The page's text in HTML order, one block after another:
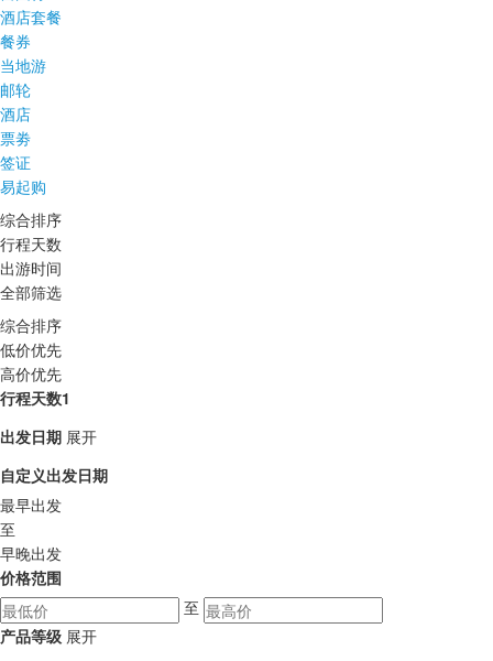
酒店套餐
餐券
当地游
邮轮
酒店
票劵
签证
易起购
综合排序
行程天数
出游时间
全部筛选
综合排序
低价优先
高价优先
行程天数1
出发日期 展开
自定义出发日期
最早出发
至
早晚出发
价格范围
至
产品等级 展开